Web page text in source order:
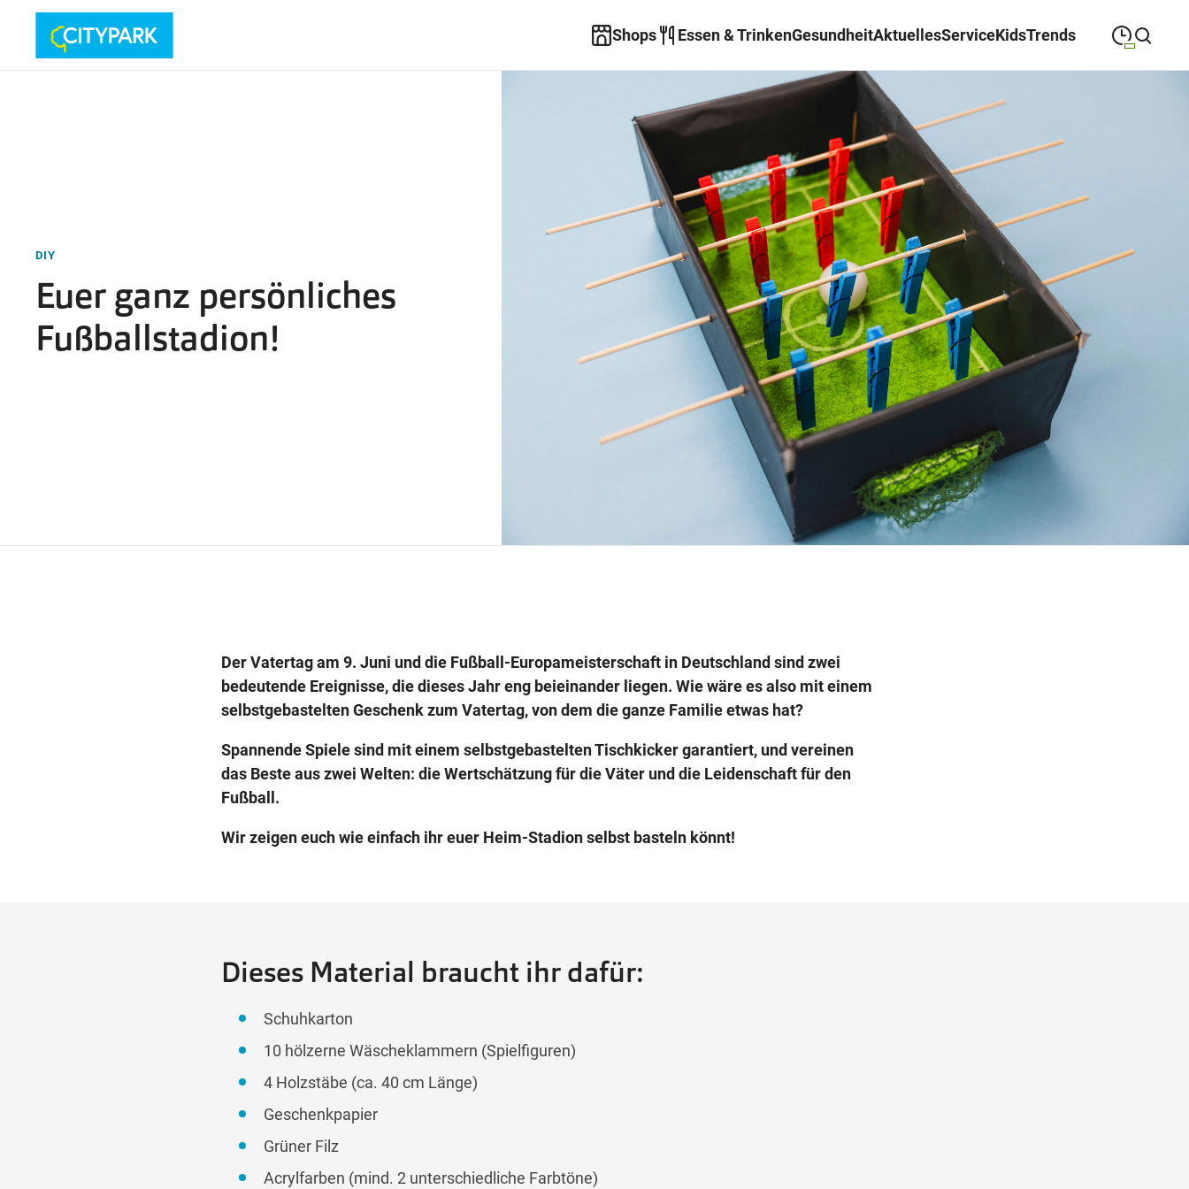
Shops Essen & TrinkenGesundheitAktuellesServiceKidsTrends
Suche schließenMontag
MONTAG
Dienstag
Mittwoch
MITTWOCH 09:00
Donnerstag
DONNERSTAG
Freitag
Samstag
SAMSTAG 09:00
Wegbeschreibung
DIY
Euer ganz persönliches
Fußballstadion!
Der Vatertag am 9. Juni und die Fußball-Europameisterschaft in Deutschland sind zwei
bedeutende Ereignisse, die dieses Jahr eng beieinander liegen. Wie wäre es also mit einem
selbstgebastelten Geschenk zum Vatertag, von dem die ganze Familie etwas hat?
Spannende Spiele sind mit einem selbstgebastelten Tischkicker garantiert, und vereinen
das Beste aus zwei Welten: die Wertschätzung für die Väter und die Leidenschaft für den
Fußball.
Wir zeigen euch wie einfach ihr euer Heim-Stadion selbst basteln könnt!
Dieses Material braucht ihr dafür:
Schuhkarton
10 hölzerne Wäscheklammern (Spielfiguren)
4 Holzstäbe (ca. 40 cm Länge)
Geschenkpapier
Grüner Filz
Acrylfarben (mind. 2 unterschiedliche Farbtöne)